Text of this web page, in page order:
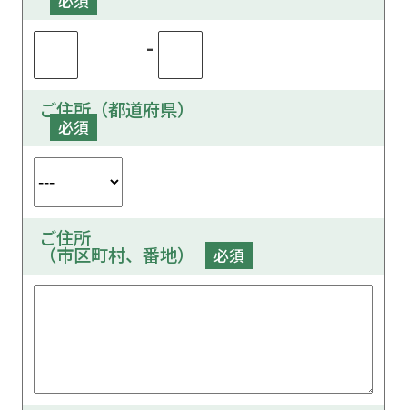
-
ご住所（都道府県）
必須
ご住所
（市区町村、番地） 必須